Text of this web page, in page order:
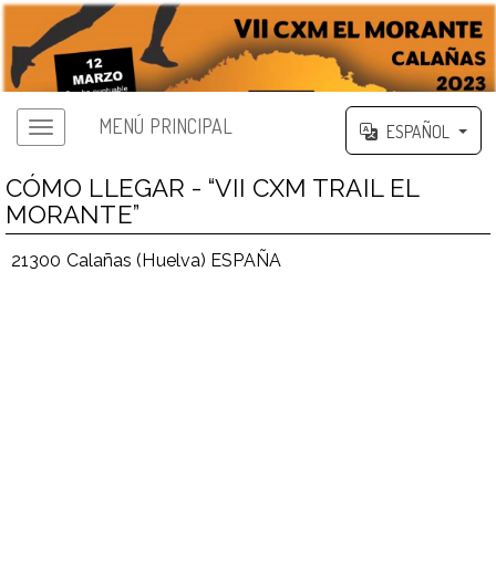
MENÚ PRINCIPAL ESPAÑOL
CÓMO LLEGAR - “VII CXM TRAIL EL
MORANTE”
21300 Calañas (Huelva) ESPAÑA